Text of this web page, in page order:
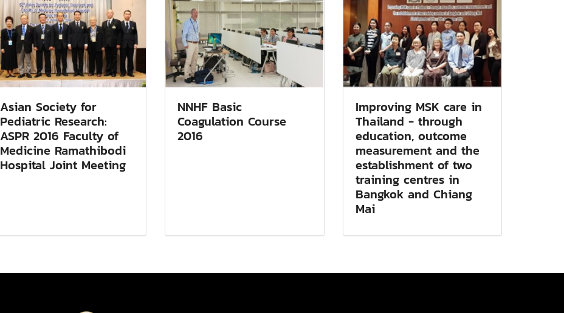
Asian Society for
Pediatric Research:
ASPR 2016 Faculty of
Medicine Ramathibodi
Hospital Joint Meeting
NNHF Basic
Coagulation Course
2016
Improving MSK care in
Thailand - through
education, outcome
measurement and the
establishment of two
training centres in
Bangkok and Chiang
Mai